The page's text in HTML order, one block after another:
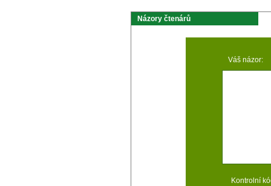
Názory čtenárů
Váš názor:
Kontrolní